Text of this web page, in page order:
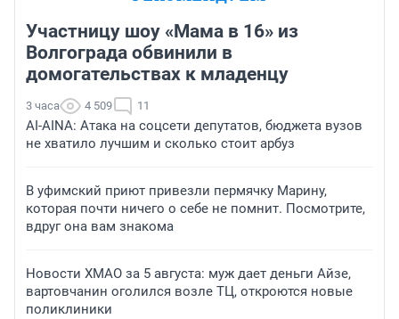
Участницу шоу «Мама в 16» из
Волгограда обвинили в
домогательствах к младенцу
3 часа 4 509 11
AI-AINA: Атака на соцсети депутатов, бюджета вузов
не хватило лучшим и сколько стоит арбуз
В уфимский приют привезли пермячку Марину,
которая почти ничего о себе не помнит. Посмотрите,
вдруг она вам знакома
Новости ХМАО за 5 августа: муж дает деньги Айзе,
вартовчанин оголился возле ТЦ, откроются новые
поликлиники